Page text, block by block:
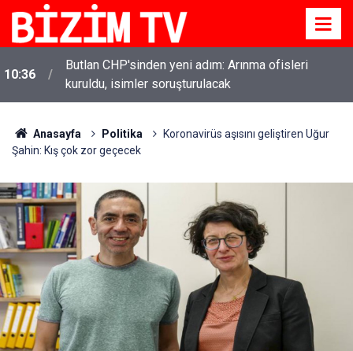
10:36
Butlan CHP'sinden yeni adım: Arınma ofisleri
kuruldu, isimler soruşturulacak
Anasayfa Politika
Koronavirüs aşısını geliştiren Uğur
Şahin: Kış çok zor geçecek